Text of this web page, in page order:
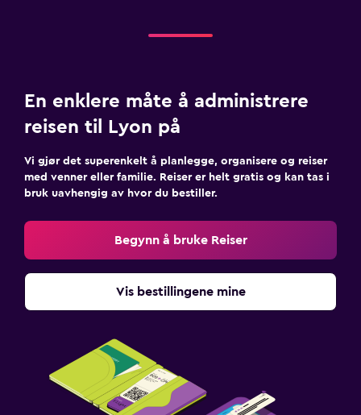
En enklere måte å administrere
reisen til Lyon på
Vi gjør det superenkelt å planlegge, organisere og reiser
med venner eller familie. Reiser er helt gratis og kan tas i
bruk uavhengig av hvor du bestiller.
Begynn å bruke Reiser
Vis bestillingene mine